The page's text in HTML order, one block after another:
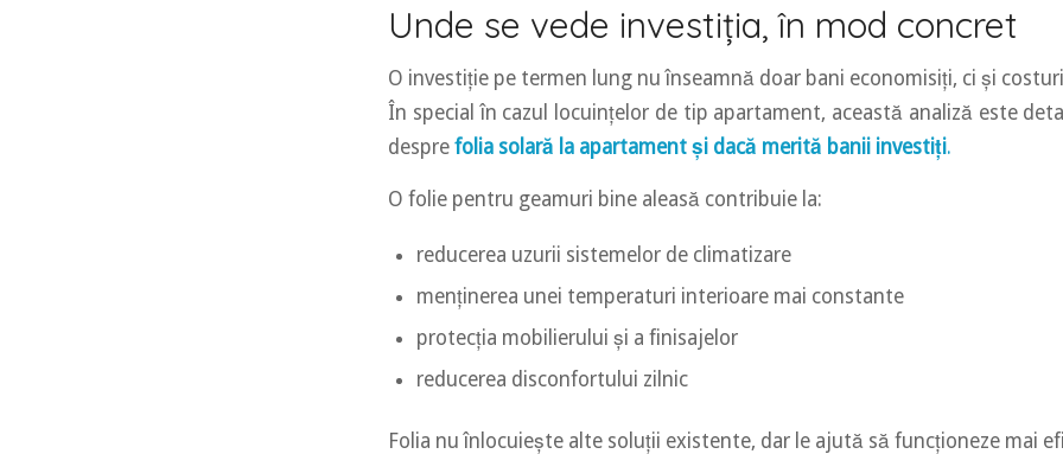
Unde se vede investiția, în mod concret
O investiție pe termen lung nu înseamnă doar bani economisiți, ci și
În special în cazul locuințelor de tip apartament, această analiză este
despre folia solară la apartament și dacă merită banii investiți.
O folie pentru geamuri bine aleasă contribuie la:
reducerea uzurii sistemelor de climatizare
menținerea unei temperaturi interioare mai constante
protecția mobilierului și a finisajelor
reducerea disconfortului zilnic
Folia nu înlocuiește alte soluții existente, dar le ajută să funcționeze mai